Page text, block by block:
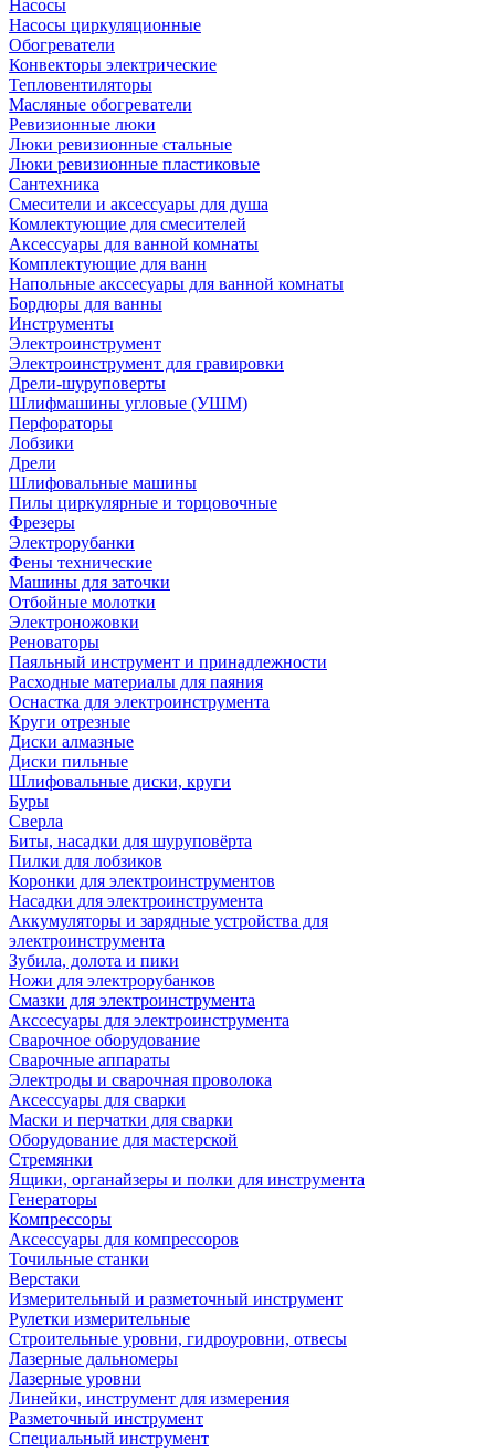
Насосы
Насосы циркуляционные
Обогреватели
Конвекторы электрические
Тепловентиляторы
Масляные обогреватели
Ревизионные люки
Люки ревизионные стальные
Люки ревизионные пластиковые
Сантехника
Смесители и аксессуары для душа
Комлектующие для смесителей
Аксессуары для ванной комнаты
Комплектующие для ванн
Напольные акссесуары для ванной комнаты
Бордюры для ванны
Инструменты
Электроинструмент
Электроинструмент для гравировки
Дрели-шуруповерты
Шлифмашины угловые (УШМ)
Перфораторы
Лобзики
Дрели
Шлифовальные машины
Пилы циркулярные и торцовочные
Фрезеры
Электрорубанки
Фены технические
Машины для заточки
Отбойные молотки
Электроножовки
Реноваторы
Паяльный инструмент и принадлежности
Расходные материалы для паяния
Оснастка для электроинструмента
Круги отрезные
Диски алмазные
Диски пильные
Шлифовальные диски, круги
Буры
Сверла
Биты, насадки для шуруповёрта
Пилки для лобзиков
Коронки для электроинструментов
Насадки для электроинструмента
Аккумуляторы и зарядные устройства для
электроинструмента
Зубила, долота и пики
Ножи для электрорубанков
Смазки для электроинструмента
Акссесуары для электроинструмента
Сварочное оборудование
Сварочные аппараты
Электроды и сварочная проволока
Аксессуары для сварки
Маски и перчатки для сварки
Оборудование для мастерской
Стремянки
Ящики, органайзеры и полки для инструмента
Генераторы
Компрессоры
Аксессуары для компрессоров
Точильные станки
Верстаки
Измерительный и разметочный инструмент
Рулетки измерительные
Строительные уровни, гидроуровни, отвесы
Лазерные дальномеры
Лазерные уровни
Линейки, инструмент для измерения
Разметочный инструмент
Специальный инструмент